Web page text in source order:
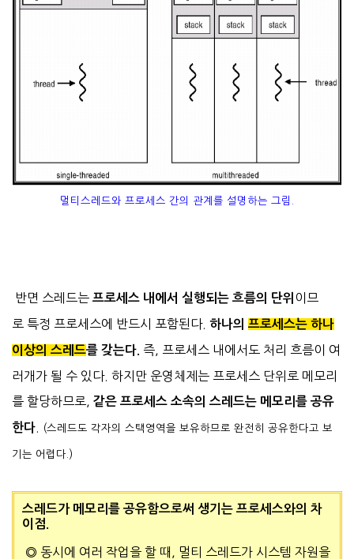
멀티스레드와 프로세스 간의 관계를 설명하는 그림.
반면 스레드는 프로세스 내에서 실행되는 흐름의 단위 이므
로 특정 프로세스에 반드시 포함된다. 하나의 프로세스는 하나
이상의 스레드를 갖는다. 즉, 프로세스 내에서도 처리 흐름이 여
러개가 될 수 있다. 하지만 운영체제는 프로세스 단위로 메모리
를 할당하므로,
같은 프로세스 소속의 스레드는 메모리를 공유
한다 (스레드도 각자의 스택영역을 보유하므로 완전히 공유한다고 보
기는 어렵다.)
스레드가 메모리를 공유함으로써 생기는 프로세스와의 차
이점.
◎ 동시에 여러 작업을 할 때, 멀티 스레드가 시스템 자원을